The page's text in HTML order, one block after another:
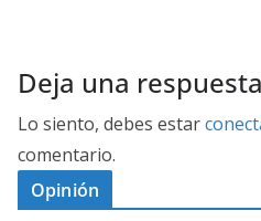
Deja una respuesta
Lo siento, debes estar
comentario.
Opinión